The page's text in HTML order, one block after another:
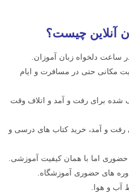
آنلاین چیست؟
ساعت دلخواه زبان آموزان.
مکانی حتی در مسافرت و ایام
برای رفت و آمد و اتلاف وقت
رفت و آمد، خرید کتاب های درسی و
اما با همان کیفیت آموزشی.
های حضوری آموزشگاه.
آب و هوا.